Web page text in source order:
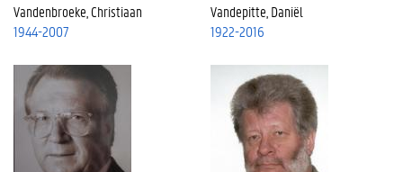
Vandenbroeke, Christiaan
1944-2007
Vandepitte, Daniël
1922-2016